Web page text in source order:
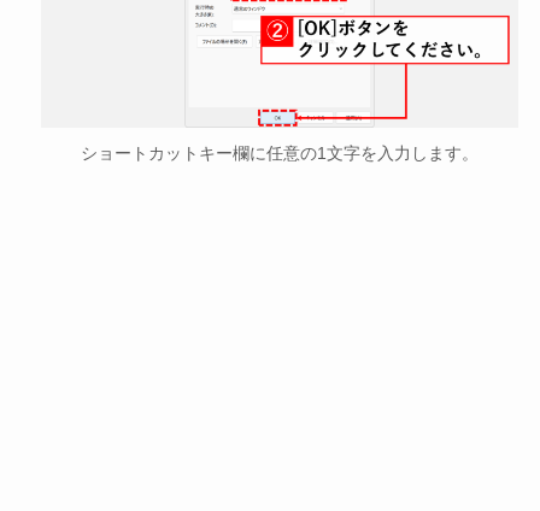
ショートカットキー欄に任意の1文字を入力します。